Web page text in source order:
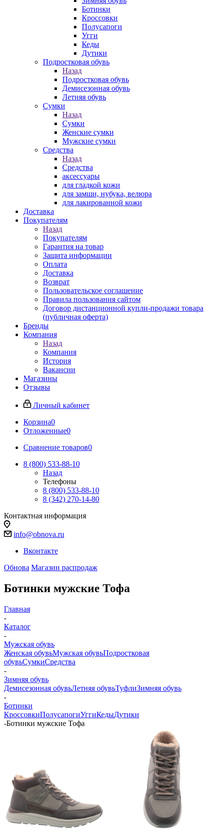
Ботинки
Кроссовки
Полусапоги
Угги
Кеды
Дутики
Подростковая обувь
Назад
Подростковая обувь
Демисезонная обувь
Летняя обувь
Сумки
Назад
Сумки
Женские сумки
Мужские сумки
Средства
Назад
Средства
аксессуары
для гладкой кожи
для замши, нубука, велюра
для лакированной кожи
Доставка
Покупателям
Назад
Покупателям
Гарантия на товар
Защита информации
Оплата
Доставка
Возврат
Пользовательское соглашение
Правила пользования сайтом
Договор дистанционной купли-продажи товара
(публичная оферта)
Бренды
Компания
Назад
Компания
История
Вакансии
Магазины
Отзывы
Личный кабинет
Корзина0
Отложенные0
Сравнение товаров0
8 (800) 533-88-10
Назад
Телефоны
8 (800) 533-88-10
8 (342) 270-14-80
Контактная информация
info@obnova.ru
Вконтакте
Обнова Магазин распродаж
Ботинки мужские Тофа
Главная
-
Каталог
-
Мужская обувь
Женская обувьМужская обувьПодростковая
обувьСумкиСредства
-
Зимняя обувь
Демисезонная обувьЛетняя обувьТуфлиЗимняя обувь
-
Ботинки
КроссовкиПолусапогиУггиКедыДутики
-Ботинки мужские Тофа